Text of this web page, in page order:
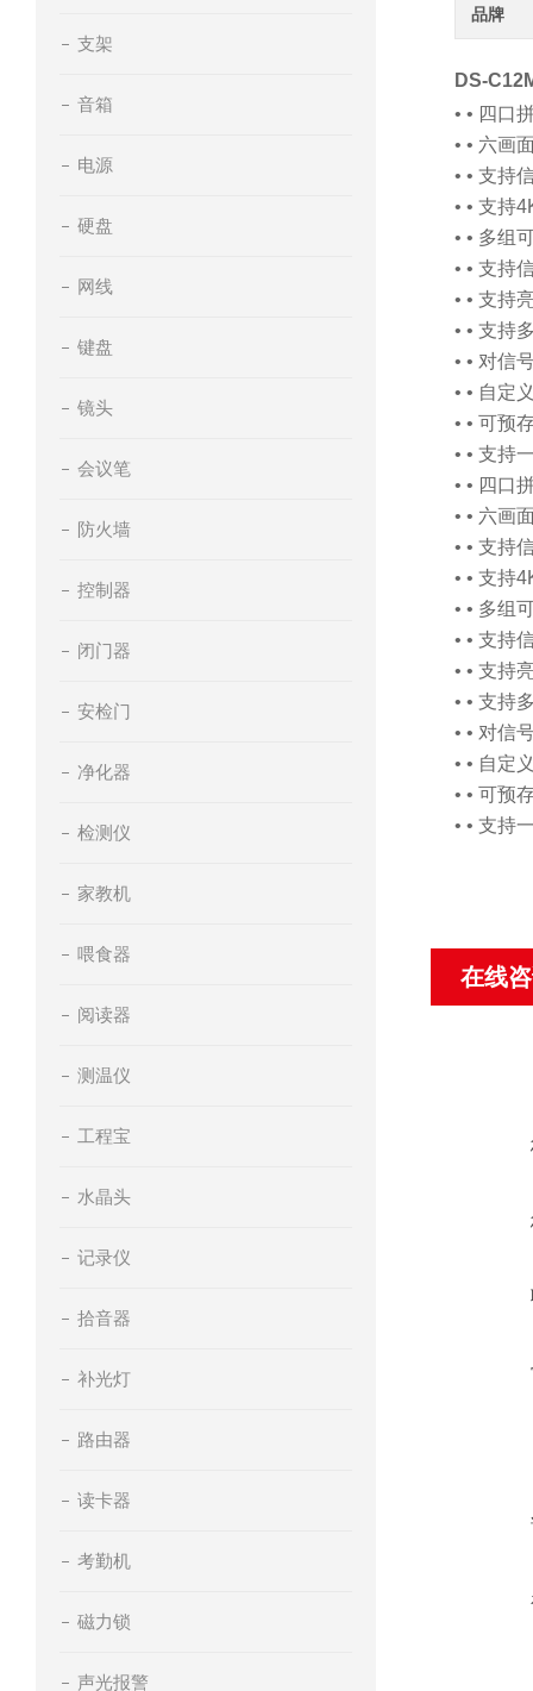
支架
音箱
电源
硬盘
网线
键盘
镜头
会议笔
防火墙
控制器
闭门器
安检门
净化器
检测仪
家教机
喂食器
阅读器
测温仪
工程宝
水晶头
记录仪
拾音器
补光灯
路由器
读卡器
考勤机
磁力锁
声光报警
品牌
DS-
• • 四口
• • 六画
• • 支持
• • 支持
• • 多组
• • 支持
• • 支持
• • 支持
• • 对信
• • 自定
• • 可预
• • 支持
• • 四口
• • 六画
• • 支持
• • 支持
• • 多组
• • 支持
• • 支持
• • 支持
• • 对信
• • 自定
• • 可预
• • 支持
在线